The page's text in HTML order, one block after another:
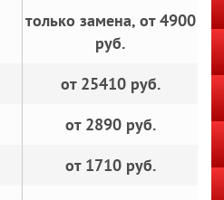
только замена, от 4900
руб.
от 25410 руб.
от 2890 руб.
от 1710 руб.